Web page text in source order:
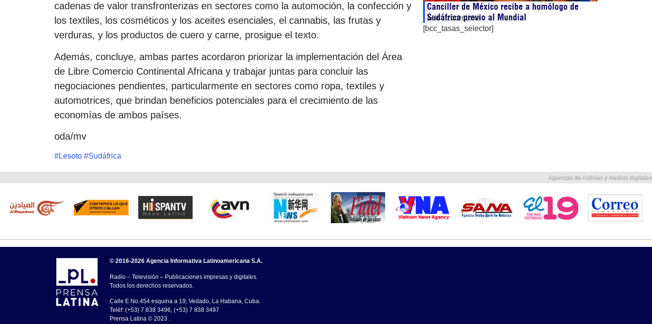
cadenas de valor transfronterizas en sectores como la automoción, la confección y
los textiles, los cosméticos y los aceites esenciales, el cannabis, las frutas y
verduras, y los productos de cuero y carne, prosigue el texto.
Además, concluye, ambas partes acordaron priorizar la implementación del Área
de Libre Comercio Continental Africana y trabajar juntas para concluir las
negociaciones pendientes, particularmente en sectores como ropa, textiles y
automotrices, que brindan beneficios potenciales para el crecimiento de las
economías de ambos países.
oda/mv
#Lesoto #Sudáfrica
Canciller de México recibe a homólogo de
Sudáfrica previo al Mundial
junio 10, 202613:48
[bcc_tasas_selector]
Agencias de noticias y medios digitales
© 2016-2026 Agencia Informativa Latinoamericana S.A.
Radio – Televisión – Publicaciones impresas y digitales.
Todos los derechos reservados.
Calle E No.454 esquina a 19, Vedado, La Habana, Cuba.
Teléf: (+53) 7 838 3496, (+53) 7 838 3497
Prensa Latina © 2023 .